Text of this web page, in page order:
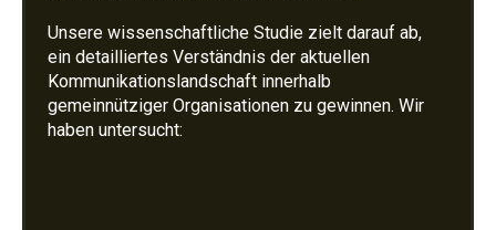
Unsere wissenschaftliche Studie zielt darauf ab,
ein detailliertes Verständnis der aktuellen
Kommunikationslandschaft innerhalb
gemeinnütziger Organisationen zu gewinnen. Wir
haben untersucht: